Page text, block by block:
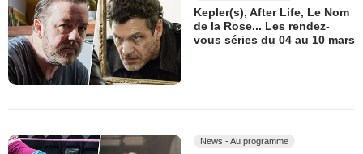
Kepler(s), After Life, Le Nom
de la Rose... Les rendez-
vous séries du 04 au 10 mars
News - Au programme